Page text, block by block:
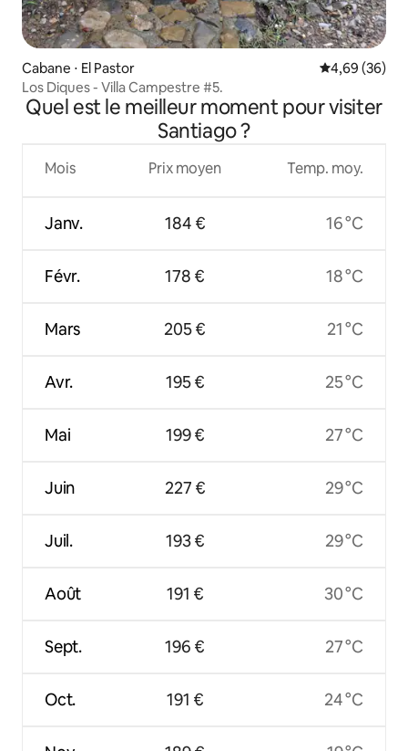
Cabane ⋅ El Pastor Évaluation
4,69 (36)
Los Diques - Villa Campestre #5.
Quel est le meilleur moment pour visiter
Santiago ?
Mois
Janv.
Févr.
Mars
Avr.
Mai
Juin
Juil.
Août
Sept.
Oct.
Prix moyen
184 €
178 €
205 €
195 €
199 €
227 €
193 €
191 €
196 €
191 €
Temp. moy.
16 °C
18 °C
21 °C
25 °C
27 °C
29 °C
29 °C
30 °C
27 °C
24 °C